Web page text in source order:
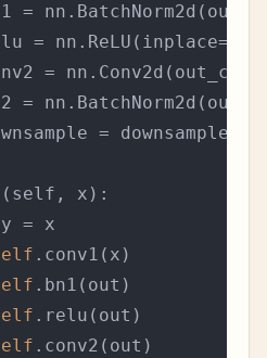
=
= nn.ReLU(inplace=
=
=
= downsample
( self, x ):
= x
.conv1(x)
.bn1(out)
.relu(out)
.conv2(out)